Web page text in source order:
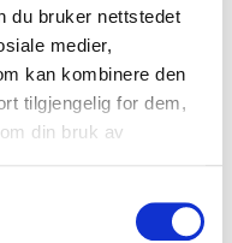
du bruker nettstedet
medier,
kan kombinere den
tilgjengelig for dem,
din bruk av